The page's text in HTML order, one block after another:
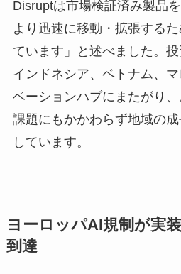
Disruptは市場検証済み製品
より迅速に移動・拡張する
ています」と述べました。投
インドネシア、ベトナム、
ベーションハブにまたがり
課題にもかかわらず地域の
しています。
ヨーロッパAI規制が実
到達